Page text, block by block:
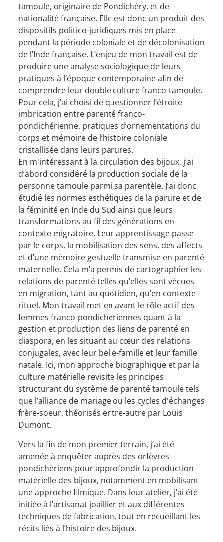
tamoule, originaire de Pondichéry, et de
nationalité française. Elle est donc un produit des
dispositifs politico-juridiques mis en place
pendant la période coloniale et de décolonisation
de l’Inde française. L’enjeu de mon travail est de
produire une analyse sociologique de leurs
pratiques à l’époque contemporaine afin de
comprendre leur double culture franco-tamoule.
Pour cela, j’ai choisi de questionner l’étroite
imbrication entre parenté franco-
pondichérienne, pratiques d’ornementations du
corps et mémoire de l’histoire coloniale
cristallisée dans leurs parures.
En m'intéressant à la circulation des bijoux, j’ai
d’abord considéré la production sociale de la
personne tamoule parmi sa parentèle. J’ai donc
étudié les normes esthétiques de la parure et de
la féminité en Inde du Sud ainsi que leurs
transformations au fil des générations en
contexte migratoire. Leur apprentissage passe
par le corps, la mobilisation des sens, des affects
et d’une mémoire gestuelle transmise en parenté
maternelle. Cela m’a permis de cartographier les
relations de parenté telles qu’elles sont vécues
en migration, tant au quotidien, qu’en contexte
rituel. Mon travail met en avant le rôle actif des
femmes franco-pondichériennes quant à la
gestion et production des liens de parenté en
diaspora, en les situant au cœur des relations
conjugales, avec leur belle-famille et leur famille
natale. Ici, mon approche biographique et par la
culture matérielle revisite les principes
structurant du système de parenté tamoule tels
que l’alliance de mariage ou les cycles d'échanges
frère-soeur, théorisés entre-autre par Louis
Dumont.
Vers la fin de mon premier terrain, j’ai été
amenée à enquêter auprès des orfèvres
pondichériens pour approfondir la production
matérielle des bijoux, notamment en mobilisant
une approche filmique. Dans leur atelier, j’ai été
initiée à l’artisanat joaillier et aux différentes
techniques de fabrication, tout en recueillant les
récits liés à l’histoire des bijoux.